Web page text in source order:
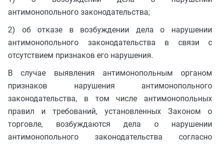
антимонопольного законодательства;
2) об отказе в возбуждении дела о нарушении
антимонопольного законодательства в связи с
отсутствием признаков его нарушения.
В случае выявления антимонопольным органом
признаков нарушения антимонопольного
законодательства, в том числе антимонопольных
правил и требований, установленных Законом о
торговле, возбуждаются дела о нарушении
антимонопольного законодательства согласно